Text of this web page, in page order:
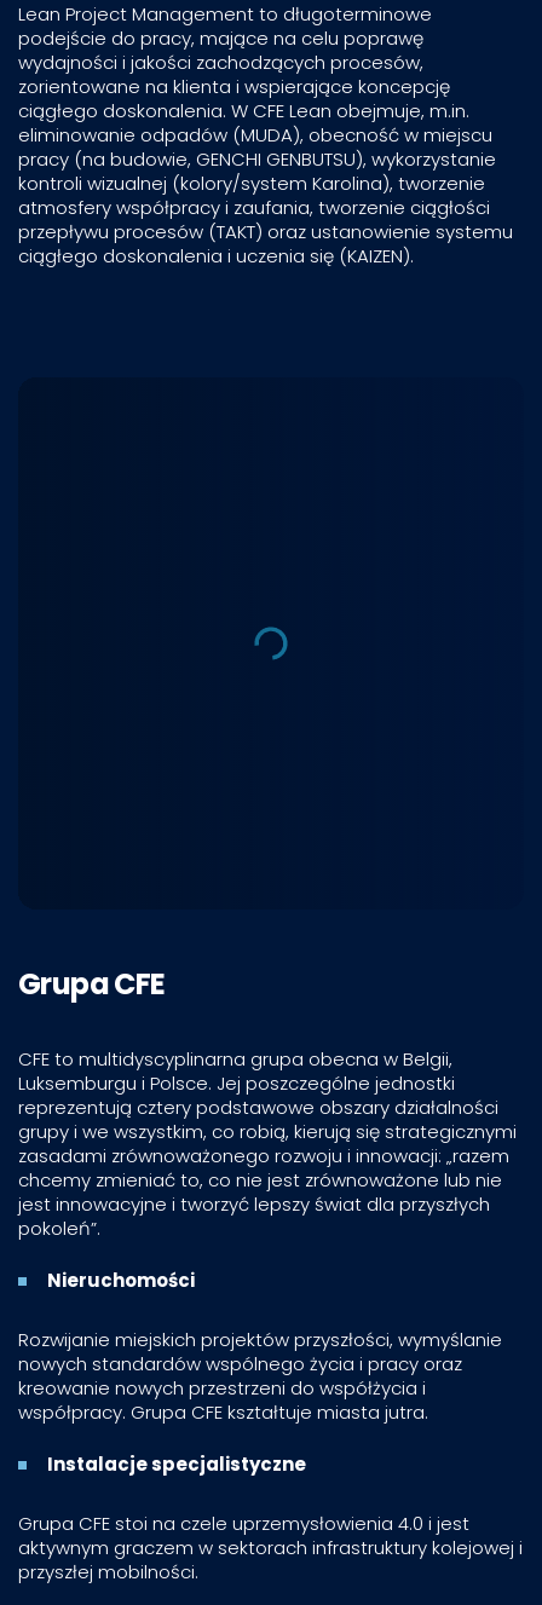
Lean Project Management to długoterminowe
podejście do pracy, mające na celu poprawę
wydajności i jakości zachodzących procesów,
zorientowane na klienta i wspierające koncepcję
ciągłego doskonalenia. W CFE Lean obejmuje, m.in.
eliminowanie odpadów (MUDA), obecność w miejscu
pracy (na budowie, GENCHI GENBUTSU), wykorzystanie
kontroli wizualnej (kolory/system Karolina), tworzenie
atmosfery współpracy i zaufania, tworzenie ciągłości
przepływu procesów (TAKT) oraz ustanowienie systemu
ciągłego doskonalenia i uczenia się (KAIZEN).
Grupa CFE
CFE to multidyscyplinarna grupa obecna w Belgii,
Luksemburgu i Polsce. Jej poszczególne jednostki
reprezentują cztery podstawowe obszary działalności
grupy i we wszystkim, co robią, kierują się strategicznymi
zasadami zrównoważonego rozwoju i innowacji: „razem
chcemy zmieniać to, co nie jest zrównoważone lub nie
jest innowacyjne i tworzyć lepszy świat dla przyszłych
pokoleń”.
Nieruchomości
Rozwijanie miejskich projektów przyszłości, wymyślanie
nowych standardów wspólnego życia i pracy oraz
kreowanie nowych przestrzeni do współżycia i
współpracy. Grupa CFE kształtuje miasta jutra.
Instalacje specjalistyczne
Grupa CFE stoi na czele uprzemysłowienia 4.0 i jest
aktywnym graczem w sektorach infrastruktury kolejowej i
przyszłej mobilności.